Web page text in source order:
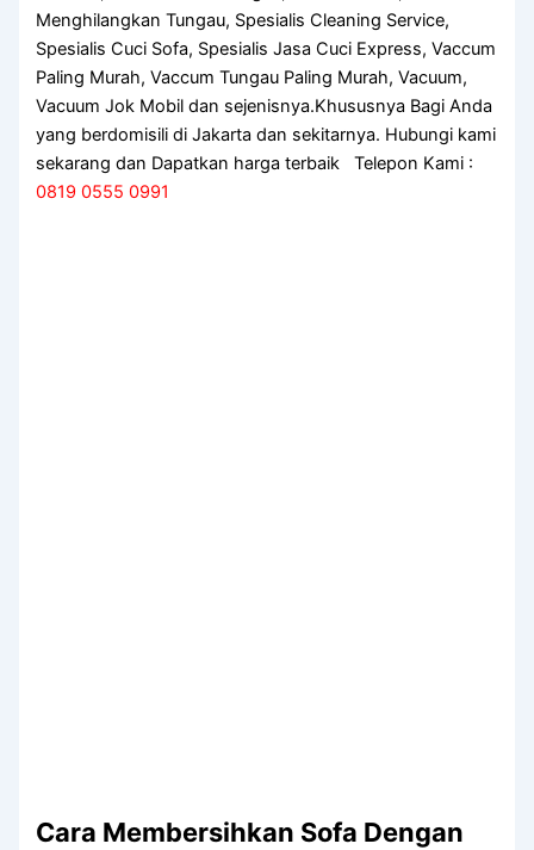
Menghilangkan Tungau, Spesialis Cleaning Service,
Spesialis Cuci Sofa, Spesialis Jasa Cuci Express, Vaccum
Paling Murah, Vaccum Tungau Paling Murah, Vacuum,
Vacuum Jok Mobil dan sejenisnya.Khususnya Bagi Anda
yang berdomisili di Jakarta dan sekitarnya. Hubungi kami
sekarang dan Dapatkan harga terbaik Telepon Kami :
0819 0555 0991
Cara Membersihkan Sofa Dengan